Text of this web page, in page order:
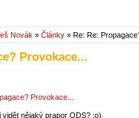
Novák » Články » Re: Re:
Provokace...
Provokace...
nějaký prapor ODS? :o)